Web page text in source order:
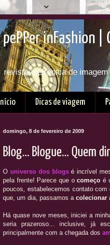
pePPer inFashion |
revista eletrônica de
Início Dicas de viagem
domingo, 8 de fevereiro de 2009
Blog... Blogue... Quem
O universo dos blogsé incrível
pela frente! Parece que ocomeço é
poucos, estabelecemos contato
que, um dia, passamos a colecionar
Há quase nove meses, iniciei a
seria prazeroso... inclusive, já
principalmente com a chegada dos